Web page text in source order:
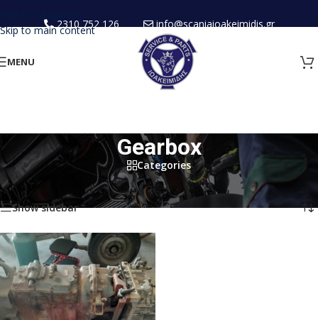
Skip to main content
2310 752 126 info@scaniaioakeimidis.gr
MENU
Gearbox
Categories
Home/ Gearbox Showing the single result
Show sidebar